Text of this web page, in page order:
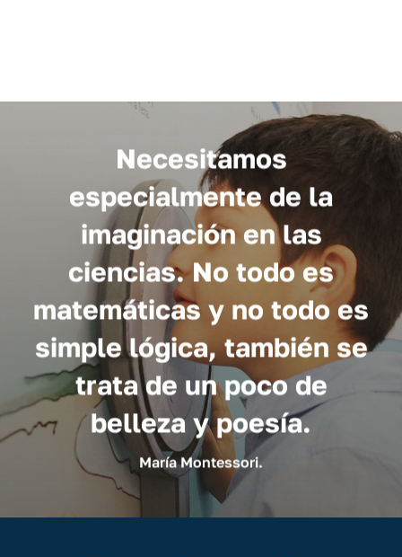
Necesitamos
especialmente de la
imaginación en las
ciencias. No todo es
matemáticas y no todo es
simple lógica, también se
trata de un poco de
belleza y poesía.
María Montessori.